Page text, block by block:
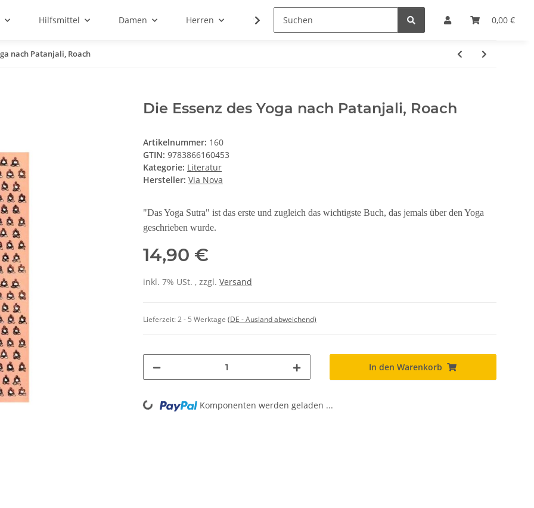
0,00 €
Hilfsmittel Damen Herren Sale Hersteller
nach Patanjali, Roach
Die Essenz des Yoga nach Patanjali, Roach
Artikelnummer: 160
GTIN: 9783866160453
Kategorie: Literatur
Hersteller: Via Nova
"Das Yoga Sutra" ist das erste und zugleich das wichtigste Buch, das jemals über den Yoga
geschrieben wurde.
14,90 €
inkl. 7% USt. , zzgl. Versand
Lieferzeit:2 - 5 Werktage (DE - Ausland abweichend)
In den Warenkorb
Loading... Komponenten werden geladen ...